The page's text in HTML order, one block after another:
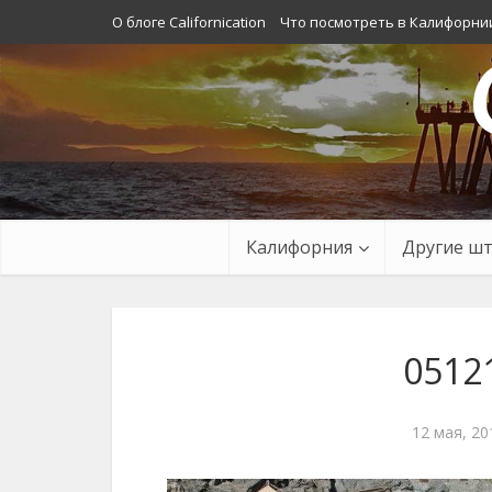
О блоге Californication Что посмотреть в
Калифорния Другие
12 мая,